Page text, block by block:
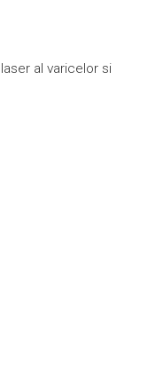
al varicelor si